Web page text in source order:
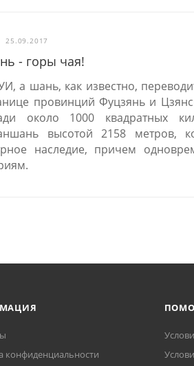
25.09.2017
- горы чая!
а шань, как известно,
провинций Фуцзянь и
около 1000 квадратных
высотой 2158 метров,
наследие, причем
конфиденциальности